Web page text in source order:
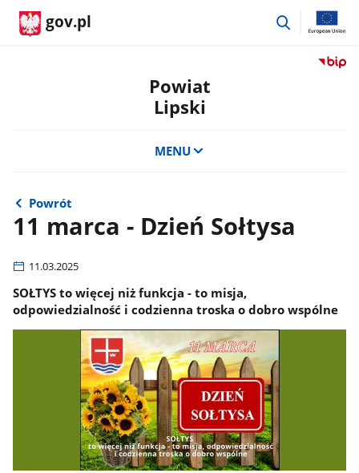
gov.pl
przejdź
Przejdź
Powiat
Lipski
MENU
Powrót
11 marca - Dzień Sołtysa
11.03.2025
SOŁTYS to więcej niż funkcja - to misja,
odpowiedzialność i codzienna troska o dobro wspólne